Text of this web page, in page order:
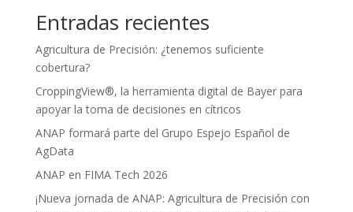
Entradas recientes
Agricultura de Precisión: ¿tenemos suficiente
cobertura?
CroppingView®, la herramienta digital de Bayer para
apoyar la toma de decisiones en cítricos
ANAP formará parte del Grupo Espejo Español de
AgData
ANAP en FIMA Tech 2026
¡Nueva jornada de ANAP: Agricultura de Precisión con